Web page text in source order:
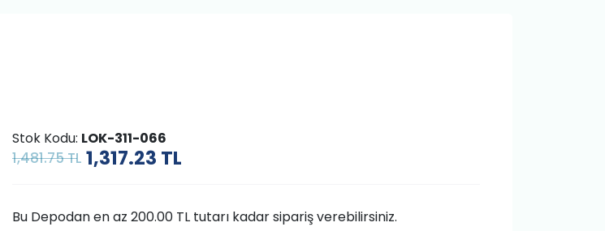
Stok Kodu: LOK-311-066
1,481.75 TL 1,317.23 TL
Bu Depodan en az 200.00 TL tutarı kadar sipariş verebilirsiniz.